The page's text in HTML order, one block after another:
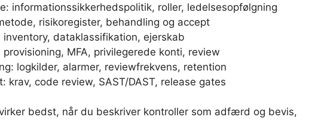
informationssikkerhedspolitik, roller, ledelsesopfølgning
risikoregister, behandling og accept
dataklassifikation, ejerskab
MFA, privilegerede konti, review
logkilder, alarmer, reviewfrekvens, retention
krav, code review, SAST/DAST, release gates
bedst, når du beskriver kontroller som adfærd og bevis,